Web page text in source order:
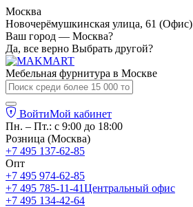
Москва
Новочерёмушкинская улица, 61 (Офис)
Ваш город — Москва?
Да, все верно Выбрать другой?
Мебельная фурнитура в Москве
ВойтиМой кабинет
Пн. – Пт.: с 9:00 до 18:00
Розница (Москва)
+7 495 137-62-85
Опт
+7 495 974-62-85
+7 495 785-11-41Центральный офис
+7 495 134-42-64